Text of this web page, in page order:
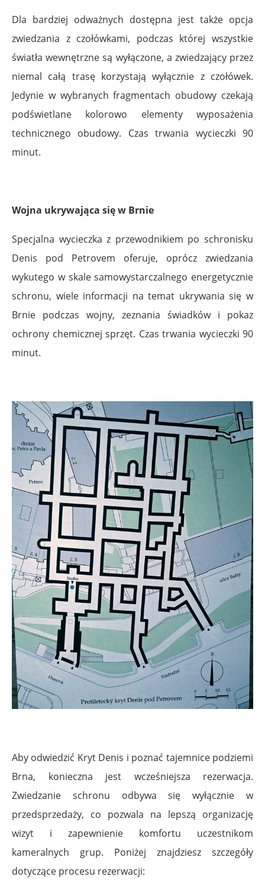
Dla bardziej odważnych dostępna jest także opcja
zwiedzania z czołówkami, podczas której wszystkie
światła wewnętrzne są wyłączone, a zwiedzający przez
niemal całą trasę korzystają wyłącznie z czołówek.
Jedynie w wybranych fragmentach obudowy czekają
podświetlane kolorowo elementy wyposażenia
technicznego obudowy. Czas trwania wycieczki 90
minut.
Wojna ukrywająca się w Brnie
Specjalna wycieczka z przewodnikiem po schronisku
Denis pod Petrovem oferuje, oprócz zwiedzania
wykutego w skale samowystarczalnego energetycznie
schronu, wiele informacji na temat ukrywania się w
Brnie podczas wojny, zeznania świadków i pokaz
ochrony chemicznej sprzęt. Czas trwania wycieczki 90
minut.
Aby odwiedzić Kryt Denis i poznać tajemnice podziemi
Brna, konieczna jest wcześniejsza rezerwacja.
Zwiedzanie schronu odbywa się wyłącznie w
przedsprzedaży, co pozwala na lepszą organizację
wizyt i zapewnienie komfortu uczestnikom
kameralnych grup. Poniżej znajdziesz szczegóły
dotyczące procesu rezerwacji: